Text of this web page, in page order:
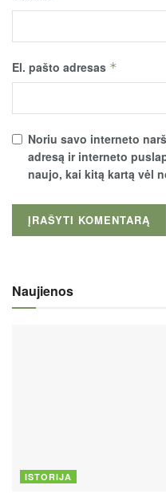
El. pašto adresas *
Noriu savo interneto
adresą ir interneto
naujo, kai kitą kartą vėl
Naujienos
ISTORIJA